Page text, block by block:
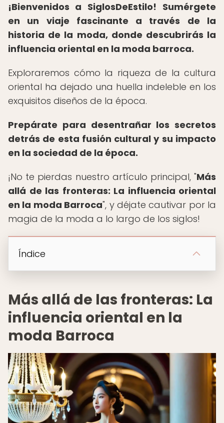
¡Bienvenidos a SiglosDeEstilo! Sumérgete
en un viaje fascinante a través de la
historia de la moda, donde descubrirás la
influencia oriental en la moda barroca.
Exploraremos cómo la riqueza de la cultura
oriental ha dejado una huella indeleble en los
exquisitos diseños de la época.
Prepárate para desentrañar los secretos
detrás de esta fusión cultural y su impacto
en la sociedad de la época.
¡No te pierdas nuestro artículo principal, "Más
allá de las fronteras: La influencia oriental
en la moda Barroca", y déjate cautivar por la
magia de la moda a lo largo de los siglos!
Índice
Más allá de las fronteras: La
influencia oriental en la
moda Barroca